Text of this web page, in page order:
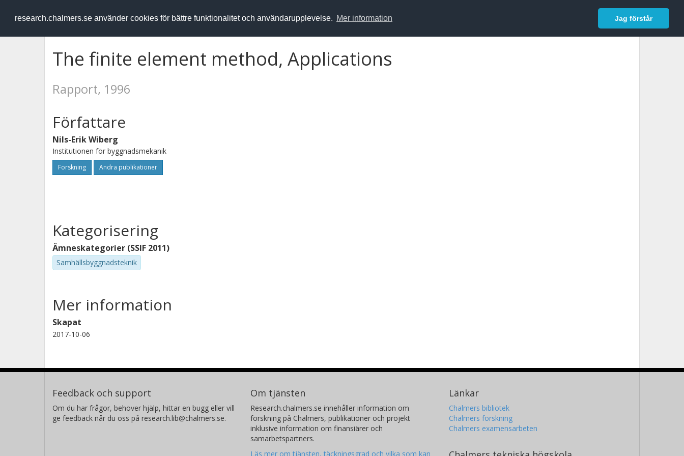
research.chalmers.se använder cookies för bättre funktionalitet och användarupplevelse. Mer information Jag förstår
RESEARCH.chalmers.se Logga in
The finite element method, Applications
Rapport, 1996
Författare
Nils-Erik Wiberg
Institutionen för byggnadsmekanik
Forskning Andra publikationer
Kategorisering
Ämneskategorier (SSIF 2011)
Samhällsbyggnadsteknik
Mer information
Skapat
2017-10-06
Feedback och support
Om du har frågor, behöver hjälp, hittar en bugg eller vill
ge feedback når du oss på research.lib@chalmers.se.
Om tjänsten
Research.chalmers.se innehåller information om
forskning på Chalmers, publikationer och projekt
inklusive information om finansiärer och
samarbetspartners.
Läs mer om tjänsten, täckningsgrad och vilka som kan
Länkar
Chalmers bibliotek
Chalmers forskning
Chalmers examensarbeten